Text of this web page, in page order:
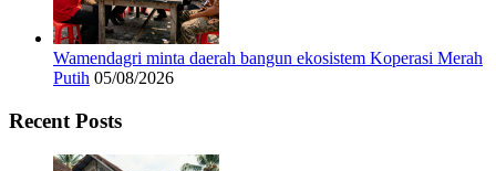
Wamendagri minta daerah bangun ekosistem Koperasi Merah
Putih 05/08/2026
Recent Posts